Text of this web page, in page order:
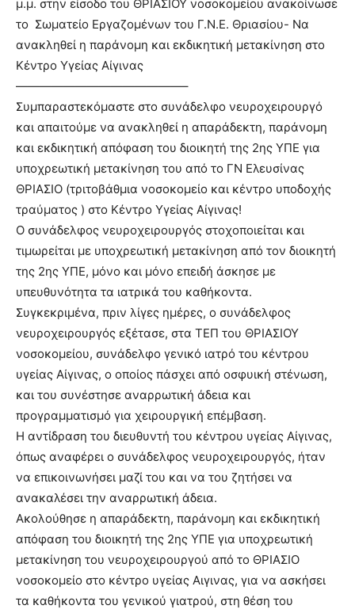
μ.μ. στην είσοδο του ΘΡΙΑΣΙΟΥ νοσοκομείου ανακοίνωσε
το Σωματείο Εργαζομένων του Γ.Ν.Ε. Θριασίου- Να
ανακληθεί η παράνομη και εκδικητική μετακίνηση στο
Κέντρο Υγείας Αίγινας
——————————————–
Συμπαραστεκόμαστε στο συνάδελφο νευροχειρουργό
και απαιτούμε να ανακληθεί η απαράδεκτη, παράνομη
και εκδικητική απόφαση του διοικητή της 2ης ΥΠΕ για
υποχρεωτική μετακίνηση του από το ΓΝ Ελευσίνας
ΘΡΙΑΣΙΟ (τριτοβάθμια νοσοκομείο και κέντρο υποδοχής
τραύματος ) στο Κέντρο Υγείας Αίγινας!
Ο συνάδελφος νευροχειρουργός στοχοποιείται και
τιμωρείται με υποχρεωτική μετακίνηση από τον διοικητή
της 2ης ΥΠΕ, μόνο και μόνο επειδή άσκησε με
υπευθυνότητα τα ιατρικά του καθήκοντα.
Συγκεκριμένα, πριν λίγες ημέρες, ο συνάδελφος
νευροχειρουργός εξέτασε, στα ΤΕΠ του ΘΡΙΑΣΙΟΥ
νοσοκομείου, συνάδελφο γενικό ιατρό του κέντρου
υγείας Αίγινας, ο οποίος πάσχει από οσφυική στένωση,
και του συνέστησε αναρρωτική άδεια και
προγραμματισμό για χειρουργική επέμβαση.
Η αντίδραση του διευθυντή του κέντρου υγείας Αίγινας,
όπως αναφέρει ο συνάδελφος νευροχειρουργός, ήταν
να επικοινωνήσει μαζί του και να του ζητήσει να
ανακαλέσει την αναρρωτική άδεια.
Ακολούθησε η απαράδεκτη, παράνομη και εκδικητική
απόφαση του διοικητή της 2ης ΥΠΕ για υποχρεωτική
μετακίνηση του νευροχειρουργού από το ΘΡΙΑΣΙΟ
νοσοκομείο στο κέντρο υγείας Αιγινας, για να ασκήσει
τα καθήκοντα του γενικού γιατρού, στη θέση του